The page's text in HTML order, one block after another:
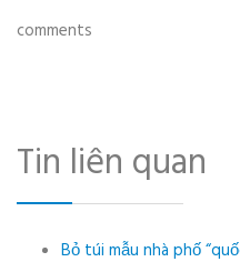
comments
Tin liên quan
Bỏ túi mẫu nhà phố